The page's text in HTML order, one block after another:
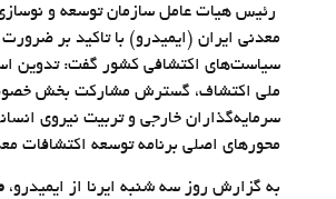
رئیس هیات عامل سازمان توسعه و
معدنی ایران (ایمیدرو) با تاکید بر
سیاست‌های اکتشافی کشور گفت: تدوین
ملی اکتشاف، گسترش مشارکت بخش
سرمایه‌گذاران خارجی و تربیت نیروی
محورهای اصلی برنامه توسعه اکتشافات
به گزارش روز سه شنبه ایرنا از ایمیدرو،